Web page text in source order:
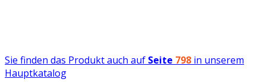
Sie finden das Produkt auch auf Seite 798 in unserem
Hauptkatalog